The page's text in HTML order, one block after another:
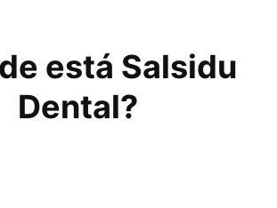
está Salsidu
Dental?